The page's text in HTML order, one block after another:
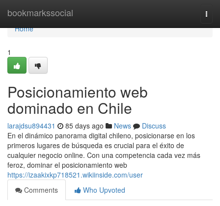
bookmarkssocial
Home
Home
1
Posicionamiento web
dominado en Chile
larajdsu894431 85 days ago News
Discuss
En el dinámico panorama digital chileno, posicionarse en los
primeros lugares de búsqueda es crucial para el éxito de
cualquier negocio online. Con una competencia cada vez más
feroz, dominar el posicionamiento web
https://izaakixkp718521.wikiinside.com/user
Comments
Who Upvoted